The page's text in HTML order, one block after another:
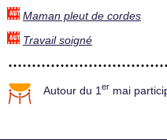
Maman pleut de cordes
Travail soigné
Autour du 1 er mai